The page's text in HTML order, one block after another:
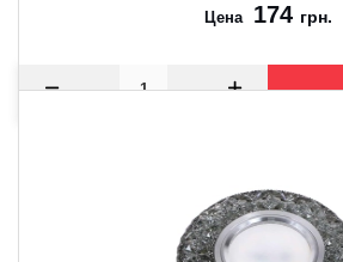
Цена 174 грн.